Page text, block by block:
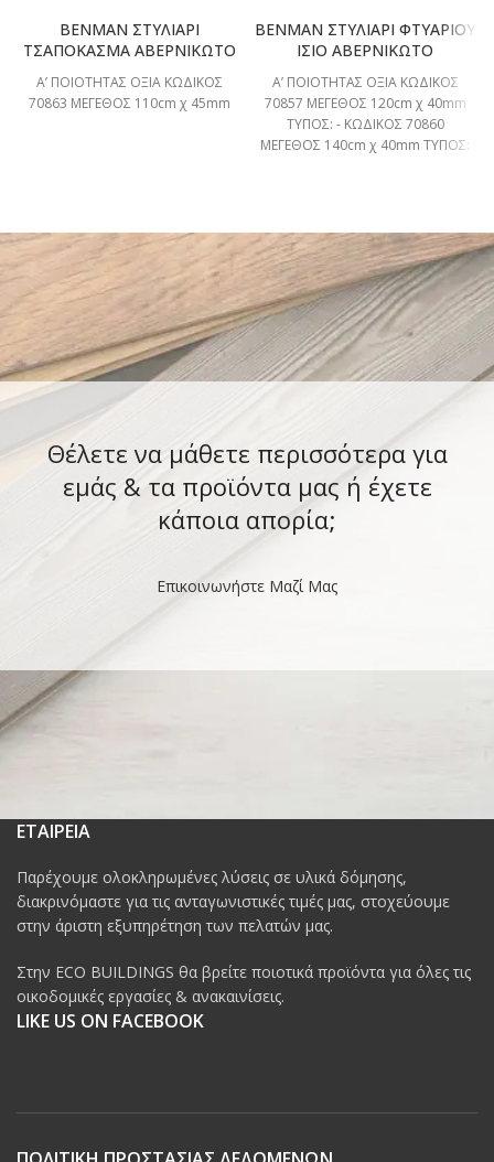
BENMAN ΣΤΥΛΙΑΡΙ
ΤΣΑΠΟΚΑΣΜΑ ΑΒΕΡΝΙΚΩΤΟ
A’ ΠΟΙΟΤΗΤΑΣ ΟΞΙΑ ΚΩΔΙΚΟΣ
70863 ΜΕΓΕΘΟΣ 110cm χ 45mm
BENMAN ΣΤΥΛΙΑΡΙ ΦΤΥΑΡΙΟΥ
ΙΣΙΟ ΑΒΕΡΝΙΚΩΤΟ
A’ ΠΟΙΟΤΗΤΑΣ ΟΞΙΑ ΚΩΔΙΚΟΣ
70857 ΜΕΓΕΘΟΣ 120cm χ 40mm
ΤΥΠΟΣ: - ΚΩΔΙΚΟΣ 70860
ΜΕΓΕΘΟΣ 140cm χ 40mm ΤΥΠΟΣ:
Θέλετε να μάθετε περισσότερα για
εμάς & τα προϊόντα μας ή έχετε
κάποια απορία;
Επικοινωνήστε Μαζί Μας
ΕΤΑΙΡΕΙΑ
Παρέχουμε ολοκληρωμένες λύσεις σε υλικά δόμησης,
διακρινόμαστε για τις ανταγωνιστικές τιμές μας, στοχεύουμε
στην άριστη εξυπηρέτηση των πελατών μας.
Στην ECO BUILDINGS θα βρείτε ποιοτικά προϊόντα για όλες τις
οικοδομικές εργασίες & ανακαινίσεις.
LIKE US ON FACEBOOK